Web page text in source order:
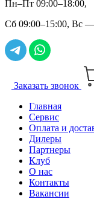
Пн–Пт 09:00–18:00,
Сб 09:00–15:00, Вс
Заказать звонок
Главная
Сервис
Оплата и
Дилеры
Партнеры
Клуб
О нас
Контакты
Вакансии